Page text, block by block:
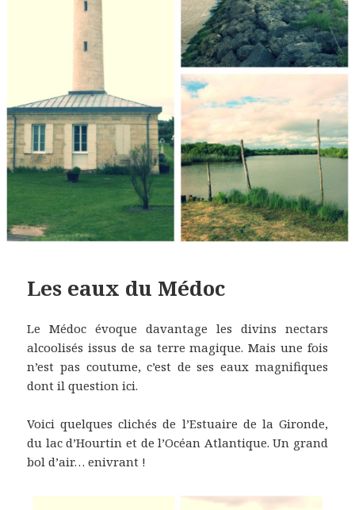
Les eaux du Médoc
Le Médoc évoque davantage les divins nectars
alcoolisés issus de sa terre magique. Mais une fois
n’est pas coutume, c’est de ses eaux magnifiques
dont il question ici.
Voici quelques clichés de l’Estuaire de la Gironde,
du lac d’Hourtin et de l’Océan Atlantique. Un grand
bol d’air… enivrant !